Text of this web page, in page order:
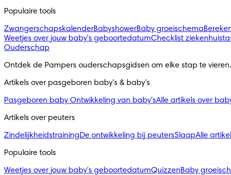
Populaire tools
ZwangerschapskalenderBabyshowerBaby groeischema
Weetjes over jouw baby's geboortedatumChecklist
Ouderschap
Ontdek de Pampers ouderschapsgidsen om elke stap te vieren.
Artikels over pasgeboren baby's & baby's
Pasgeboren baby Ontwikkeling van baby'sAlle artikels over
Artikels over peuters
ZindelijkheidstrainingDe ontwikkeling bij peutersSlaapAlle
Populaire tools
Weetjes over jouw baby's geboortedatumQuizzenBaby